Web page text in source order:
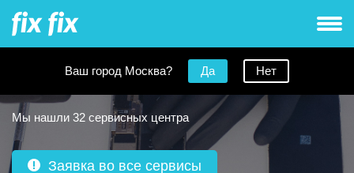
Ваш город Москва? Да Нет
Ремонт телефонов Vsmart в Москве
Мы нашли 32 сервисных центра
Заявка во все сервисы